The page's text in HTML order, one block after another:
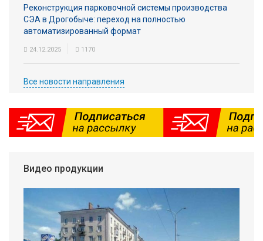
Реконструкция парковочной системы производства
СЭА в Дрогобыче: переход на полностью
автоматизированный формат
24.12.2025 1170
Все новости направления
Видео продукции